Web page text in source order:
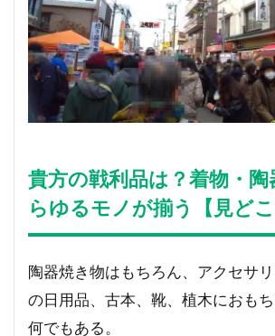
貴方の戦利品は？着物・陶
らゆるモノが揃う【見ど
陶器焼き物はもちろん、アクセサ
の日用品、古本、靴、植木におもち
何でもある。